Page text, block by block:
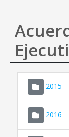
2015
2016